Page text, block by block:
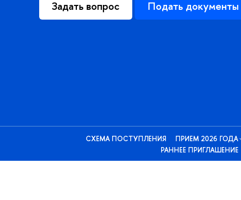
Задать вопрос Подать документы
СХЕМА ПОСТУПЛЕНИЯ ПРИЕМ 2026 ГОДА
РАННЕЕ ПРИГЛАШЕНИЕ